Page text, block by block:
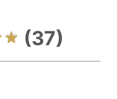
(37)